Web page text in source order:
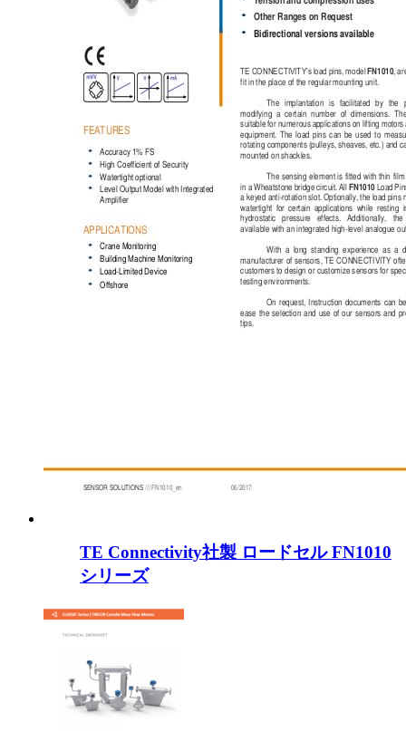
TE Connectivity社製 ロードセル FN1010
シリーズ